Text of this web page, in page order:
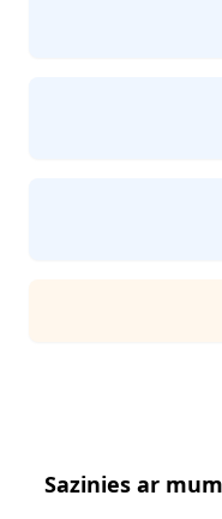
Sazinies ar